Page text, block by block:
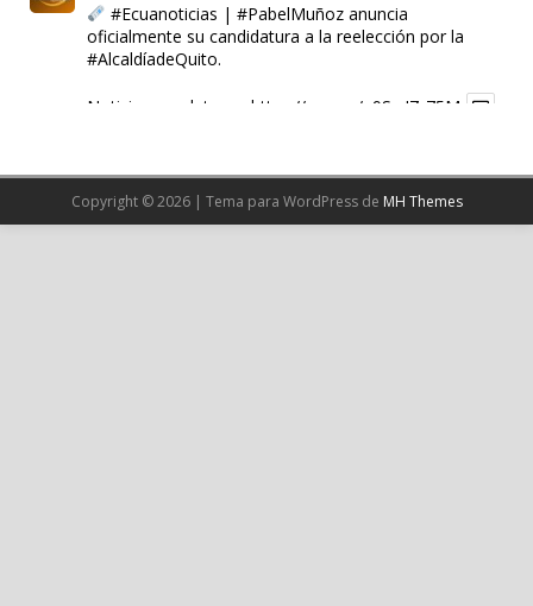
#Ecuanoticias | #PabelMuñozanuncia
oficialmente su candidatura a la reelección por la
#AlcaldíadeQuito.
Noticia completa en: https://wp.me/p9SwIZ-75M
Cargar más
Copyright © 2026 | Tema para WordPress de MH Themes